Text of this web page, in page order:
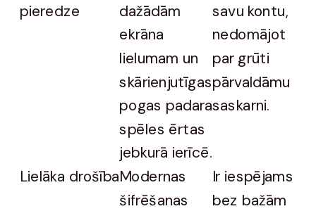
pieredze
dažādām
ekrāna
lielumam un
skārienjutīgas
pogas padara
spēles ērtas
jebkurā ierīcē.
savu kontu,
nedomājot
par grūti
pārvaldāmu
saskarni.
Lielāka drošībaModernas
šifrēšanas
Ir iespējams
bez bažām